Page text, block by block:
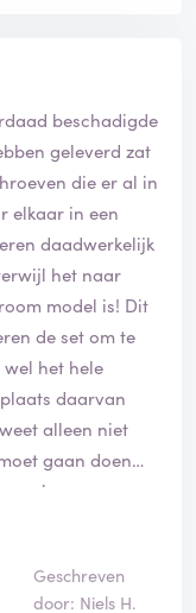
moeten
geboden,
helpt niet mee
beschadigde
geleverd zat
die er al in
elkaar in een
daadwerkelijk
het naar
model is! Dit
de set om te
het hele
daarvan
alleen niet
gaan doen
hun
verhaal en
Bespaar je
Geschreven
door: Niels H.